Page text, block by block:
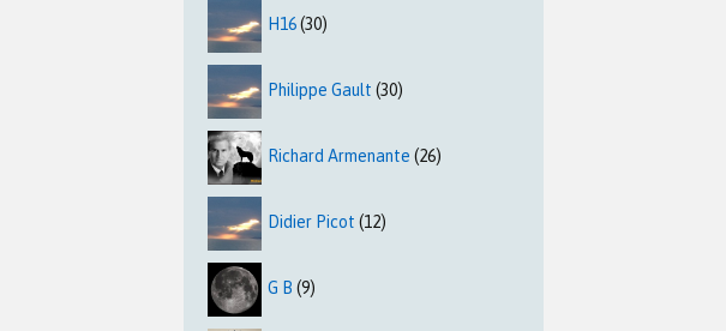
H16(30)
Philippe Gault (30)
Richard Armenante (26)
Didier Picot (12)
G B (9)